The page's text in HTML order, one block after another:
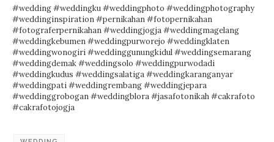
#wedding#weddingku#weddingphoto #weddingphotography
#weddinginspiration#pernikahan#fotopernikahan
#fotograferpernikahan#weddingjogja#weddingmagelang
#weddingkebumen#weddingpurworejo #weddingklaten
#weddingwonogiri#weddinggunungkidul#weddingsemarang
#weddingdemak#weddingsolo #weddingpurwodadi
#weddingkudus #weddingsalatiga#weddingkaranganyar
#weddingpati#weddingrembang#weddingjepara
#weddinggrobogan#weddingblora#jasafotonikah#cakrafoto
#cakrafotojogja